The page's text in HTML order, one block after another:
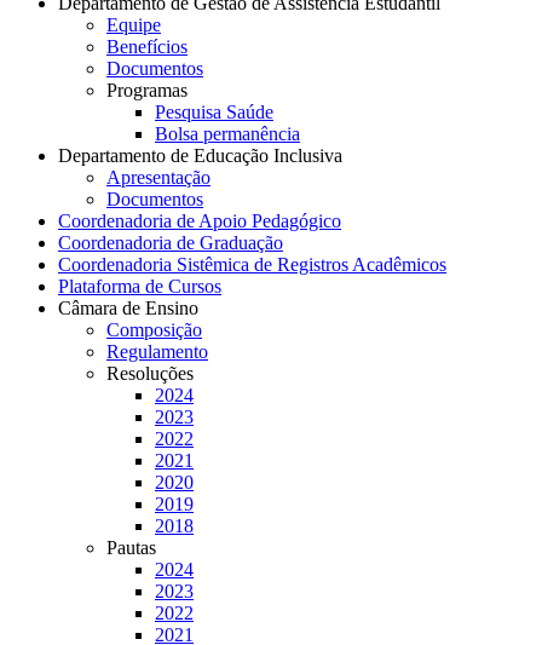
Equipe
Benefícios
Documentos
Programas
Pesquisa Saúde
Bolsa permanência
Departamento de Educação Inclusiva
Apresentação
Documentos
Coordenadoria de Apoio Pedagógico
Coordenadoria de Graduação
Coordenadoria Sistêmica de Registros Acadêmicos
Plataforma de Cursos
Câmara de Ensino
Composição
Regulamento
Resoluções
2024
2023
2022
2021
2020
2019
2018
Pautas
2024
2023
2022
2021